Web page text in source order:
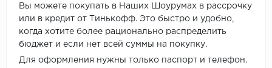
Вы можете покупать в Наших Шоурумах в рассрочку
или в кредит от Тинькофф. Это быстро и удобно,
когда хотите более рационально распределить
бюджет и если нет всей суммы на покупку.
Для оформления нужны только паспорт и телефон.